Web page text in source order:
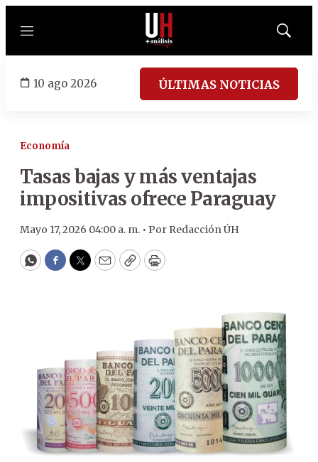
Menú
Mostrar
10 ago 2026 ÚLTIMAS NOTICIAS
Economía
Tasas bajas y más ventajas
impositivas ofrece Paraguay
Mayo 17, 2026 04:00 a. m. • Por Redacción ÚH
WhatsApp
Facebook
Twitter
EmailCopyPrint